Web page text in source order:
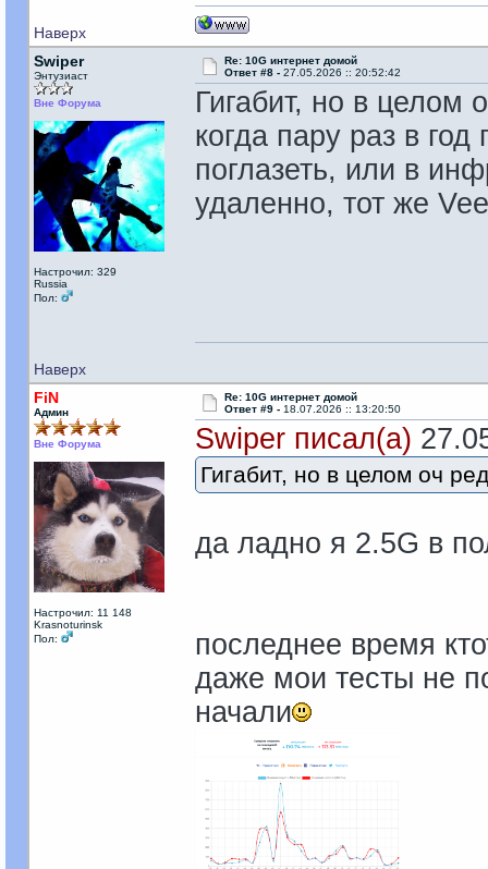
Наверх
Swiper
Энтузиаст
Вне Форума
Настрочил: 329
Russia
Пол:
Re: 10G интернет домой
Ответ #8 - 27.05.2026 :: 20:52:42
Гигабит, но в целом
когда пару раз в
поглазеть, или в
удаленно, тот же
Наверх
FiN
Админ
Вне Форума
Настрочил: 11 148
Krasnoturinsk
Пол:
Re: 10G интернет домой
Ответ #9 - 18.07.2026 :: 13:20:50
Swiper писал(а)
Гигабит, но в целом оч
да ладно я 2.5G в
последнее время
даже мои тесты не
начали